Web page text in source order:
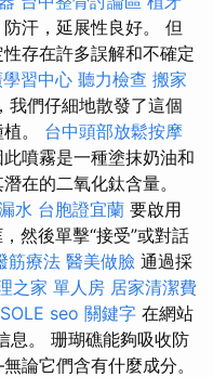
汗，延展性良好。 但
存在許多誤解和不確定
習中心 聽力檢查 搬家
我們仔細地散發了這個
。 台中頭部放鬆按摩
噴霧是一種塗抹奶油和
在的二氧化鈦含量。
水 台胞證宜蘭 要啟用
然後單擊“接受”或對話
筋療法 醫美做臉 通過採
之家 單人房 居家清潔費
seo 關鍵字 在網站
息。 珊瑚礁能夠吸收防
論它們含有什麼成分。